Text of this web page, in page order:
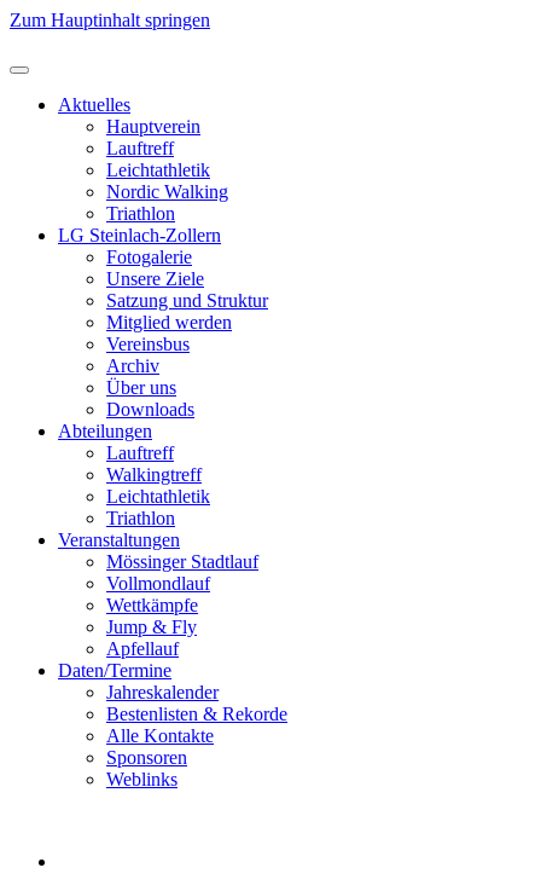
Zum Hauptinhalt springen
Aktuelles
Hauptverein
Lauftreff
Leichtathletik
Nordic Walking
Triathlon
LG Steinlach-Zollern
Fotogalerie
Unsere Ziele
Satzung und Struktur
Mitglied werden
Vereinsbus
Archiv
Über uns
Downloads
Abteilungen
Lauftreff
Walkingtreff
Leichtathletik
Triathlon
Veranstaltungen
Mössinger Stadtlauf
Vollmondlauf
Wettkämpfe
Jump & Fly
Apfellauf
Daten/Termine
Jahreskalender
Bestenlisten & Rekorde
Alle Kontakte
Sponsoren
Weblinks